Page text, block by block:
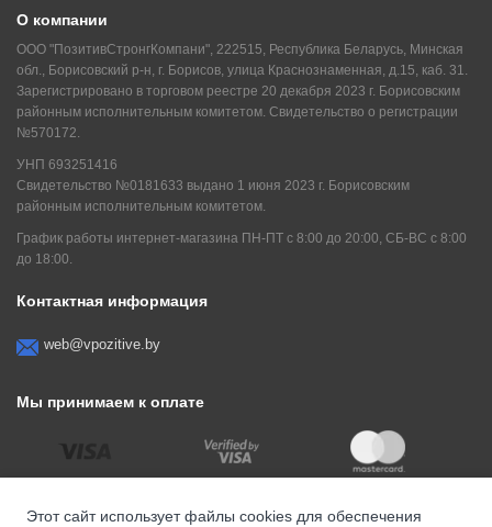
Этот сайт использует файлы cookies для обеспечения
Мы принимаем к оплате
Контактная информация
web@vpozitive.by
О компании
ООО "ПозитивСтронгКомпани", 222515, Республика Беларусь, Минская
обл., Борисовский р-н, г. Борисов, улица Краснознаменная, д.15, каб. 31.
Зарегистрировано в торговом реестре 20 декабря 2023 г. Борисовским
районным исполнительным комитетом. Свидетельство о регистрации
№570172.
УНП 693251416
Свидетельство №0181633 выдано 1 июня 2023 г. Борисовским
районным исполнительным комитетом.
График работы интернет-магазина ПН-ПТ с 8:00 до 20:00, СБ-ВС с 8:00
до 18:00.